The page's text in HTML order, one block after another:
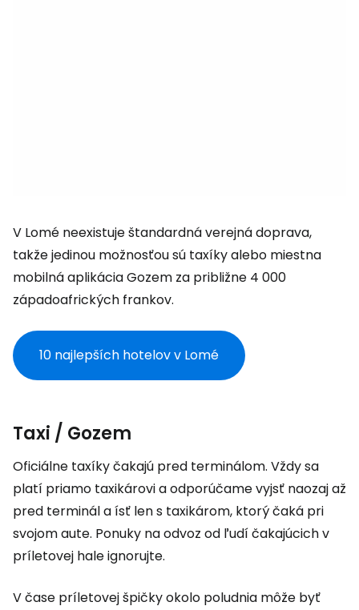
V Lomé neexistuje štandardná verejná doprava,
takže jedinou možnosťou sú taxíky alebo miestna
mobilná aplikácia Gozem za približne 4 000
západoafrických frankov.
10 najlepších hotelov v Lomé
Taxi / Gozem
Oficiálne taxíky čakajú pred terminálom. Vždy sa
platí priamo taxikárovi a odporúčame vyjsť naozaj až
pred terminál a ísť len s taxikárom, ktorý čaká pri
svojom aute. Ponuky na odvoz od ľudí čakajúcich v
príletovej hale ignorujte.
V čase príletovej špičky okolo poludnia môže byť